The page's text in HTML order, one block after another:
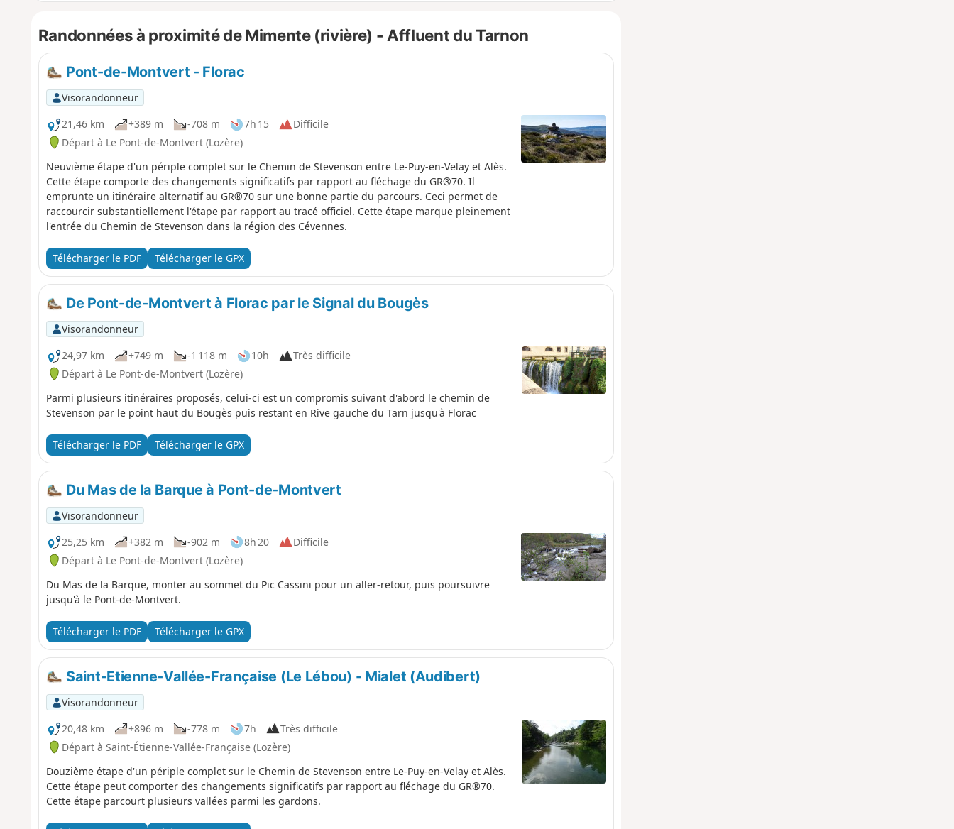
Randonnées à proximité de Mimente (rivière) - Affluent du Tarnon
Pont-de-Montvert - Florac
Visorandonneur
21,46 km
+389 m -708 m 7h 15
Difficile
Départ à Le Pont-de-Montvert (Lozère)
Neuvième étape d'un périple complet sur le Chemin de Stevenson entre Le-Puy-en-Velay et Alès.
Cette étape comporte des changements significatifs par rapport au fléchage du GR®70. Il
emprunte un itinéraire alternatif au GR®70 sur une bonne partie du parcours. Ceci permet de
raccourcir substantiellement l'étape par rapport au tracé officiel. Cette étape marque pleinement
l'entrée du Chemin de Stevenson dans la région des Cévennes.
Télécharger le PDF Télécharger le GPX
De Pont-de-Montvert à Florac par le Signal du Bougès
Visorandonneur
24,97 km
+749 m -1 118 m 10h
Très difficile
Départ à Le Pont-de-Montvert (Lozère)
Parmi plusieurs itinéraires proposés, celui-ci est un compromis suivant d'abord le chemin de
Stevenson par le point haut du Bougès puis restant en Rive gauche du Tarn jusqu'à Florac
Télécharger le PDF Télécharger le GPX
Du Mas de la Barque à Pont-de-Montvert
Visorandonneur
25,25 km
+382 m -902 m 8h 20
Difficile
Départ à Le Pont-de-Montvert (Lozère)
Du Mas de la Barque, monter au sommet du Pic Cassini pour un aller-retour, puis poursuivre
jusqu'à le Pont-de-Montvert.
Télécharger le PDF Télécharger le GPX
Saint-Etienne-Vallée-Française (Le Lébou) - Mialet (Audibert)
Visorandonneur
20,48 km
+896 m -778 m 7h
Très difficile
Départ à Saint-Étienne-Vallée-Française (Lozère)
Douzième étape d'un périple complet sur le Chemin de Stevenson entre Le-Puy-en-Velay et Alès.
Cette étape peut comporter des changements significatifs par rapport au fléchage du GR®70.
Cette étape parcourt plusieurs vallées parmi les gardons.